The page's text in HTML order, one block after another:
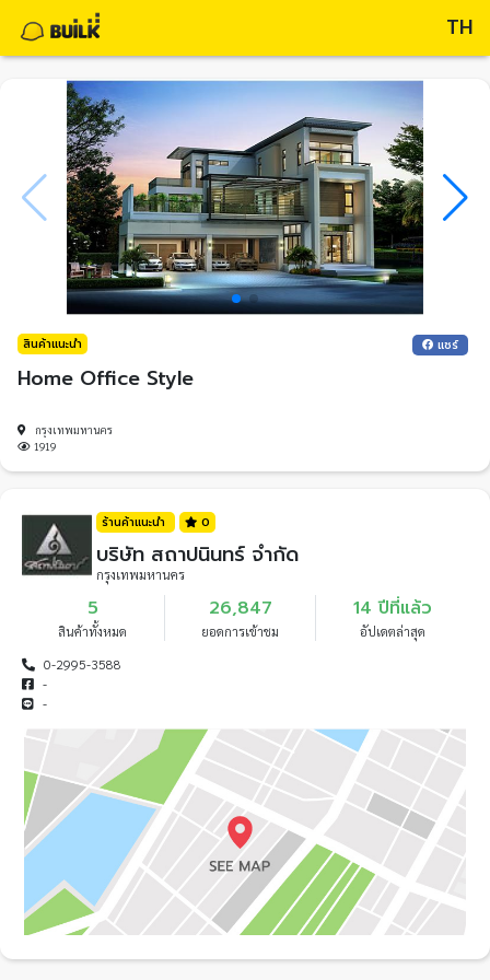
TH
สินค้าแนะนำ แชร์
Home Office Style
กรุงเทพมหานคร
1919
ร้านค้าแนะนำ 0
บริษัท สถาปนินทร์ จำกัด
กรุงเทพมหานคร
5
สินค้าทั้งหมด
26,847
ยอดการเข้าชม
14 ปีที่แล้ว
อัปเดตล่าสุด
0-2995-3588
-
-